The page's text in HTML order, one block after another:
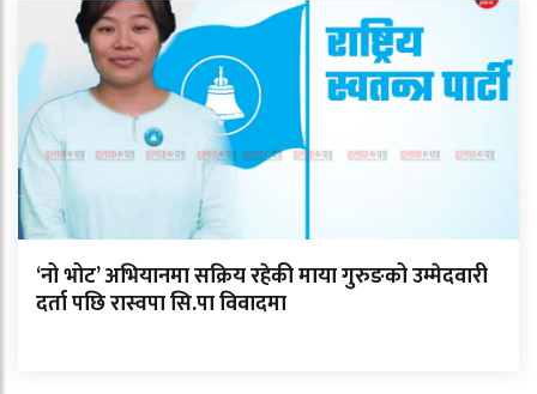
‘नो भोट’ अभियानमा सक्रिय रहेकी माया गुरुङको उम्मेदवारी
दर्ता पछि रास्वपा सि.पा विवादमा